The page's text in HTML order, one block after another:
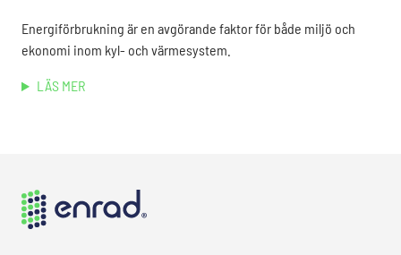
Energiförbrukning är en avgörande faktor för både miljö och
ekonomi inom kyl- och värmesystem.
LÄS MER